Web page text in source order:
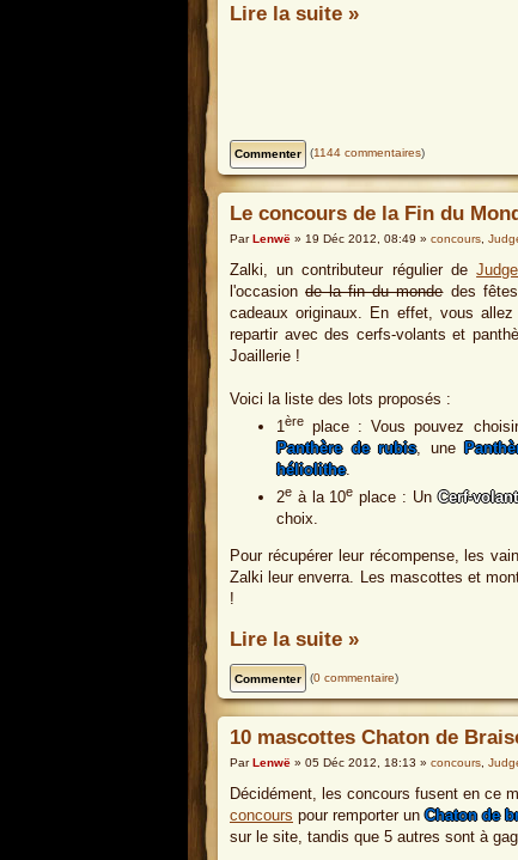
Lire la suite »
(1144 commentaires)
Le concours de la Fin du
ParLenwë » 19 Déc 2012, 08:49 » concours
Zalki, un contributeur régulier de
l'occasionde la fin du mondedes fêtes
cadeaux originaux. En effet, vous
repartir avec des cerfs-volants et
Joaillerie !
Voici la liste des lots proposés :
1 ère place : Vous pouvez
Panthère de rubis, une
héliolithe.
2e à la 10e place : UnCerf-
choix.
Pour récupérer leur récompense, les
Zalki leur enverra. Les mascottes et
!
Lire la suite »
(0 commentaire)
10 mascottes Chaton de
ParLenwë » 05 Déc 2012, 18:13 » concours,
Décidément, les concours fusent en ce
concours pour remporter unChaton de
sur le site, tandis que 5 autres sont à